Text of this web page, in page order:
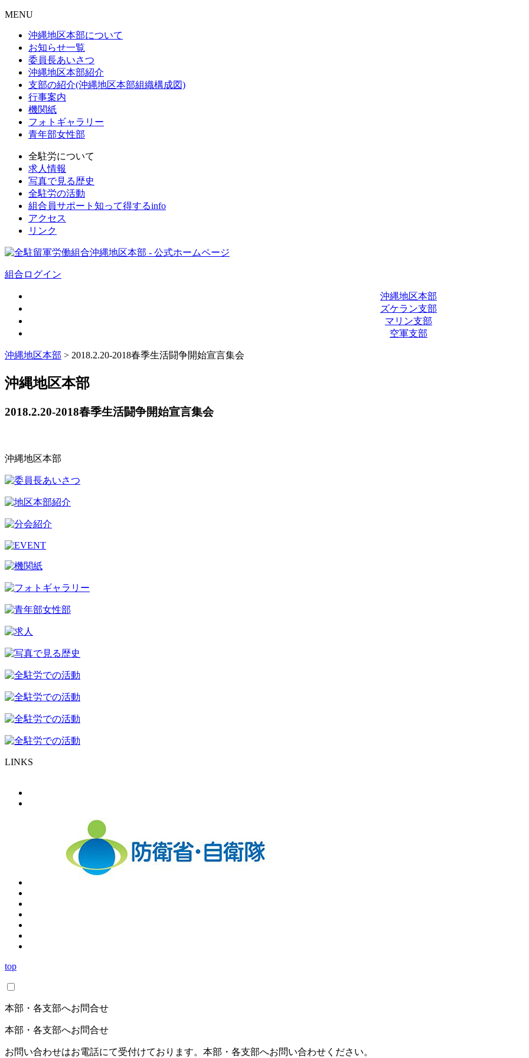
MENU
沖縄地区本部について
お知らせ一覧
委員長あいさつ
沖縄地区本部紹介
支部の紹介(沖縄地区本部組織構成図)
行事案内
機関紙
フォトギャラリー
青年部女性部
全駐労について
求人情報
写真で見る歴史
全駐労の活動
組合員サポート知って得するinfo
アクセス
リンク
組合ログイン
沖縄地区本部
ズケラン支部
マリン支部
空軍支部
沖縄地区本部 > 2018.2.20-2018春季生活闘争開始宣言集会
沖縄地区本部
2018.2.20-2018春季生活闘争開始宣言集会
沖縄地区本部
LINKS
top
本部・各支部へお問合せ
本部・各支部へお問合せ
お問い合わせはお電話にて受付けております。本部・各支部へお問い合わせください。